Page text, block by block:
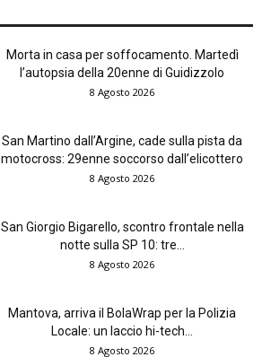
Morta in casa per soffocamento. Martedì
l’autopsia della 20enne di Guidizzolo
8 Agosto 2026
San Martino dall’Argine, cade sulla pista da
motocross: 29enne soccorso dall’elicottero
8 Agosto 2026
San Giorgio Bigarello, scontro frontale nella
notte sulla SP 10: tre...
8 Agosto 2026
Mantova, arriva il BolaWrap per la Polizia
Locale: un laccio hi-tech...
8 Agosto 2026